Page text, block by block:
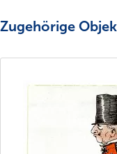
Zugehörige